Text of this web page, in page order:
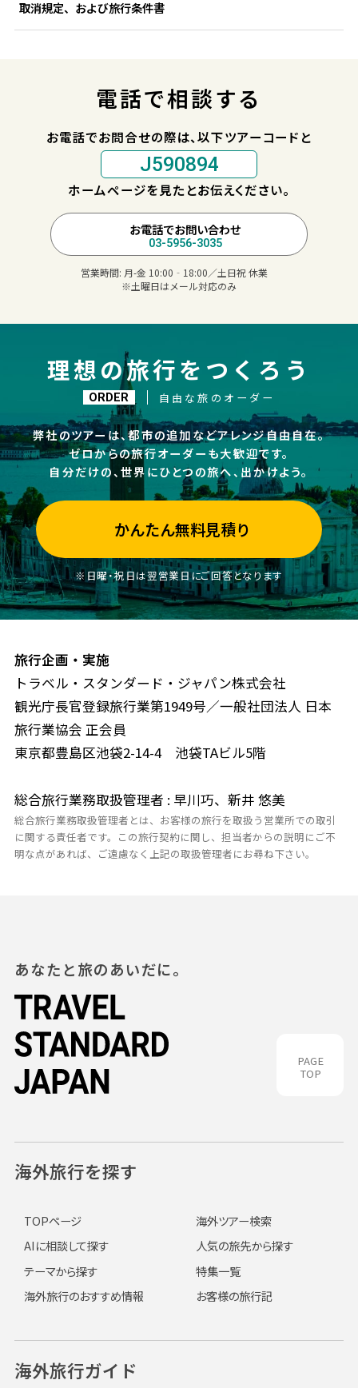
取消規定、および旅行条件書
電話で相談する
お電話でお問合せの際は、以下ツアーコードと
J590894
ホームページを見たとお伝えください。
お電話でお問い合わせ
03-5956-3035
営業時間: 月-金 10:00‐18:00／土日祝 休業
※土曜日はメール対応のみ
理想の旅行をつくろう
ORDER 自由な旅のオーダー
弊社のツアーは、都市の追加などアレンジ自由自在。
ゼロからの旅行オーダーも大歓迎です。
自分だけの、世界にひとつの旅へ、出かけよう。
かんたん無料見積り
※日曜・祝日は翌営業日にご回答となります
旅行企画・実施
トラベル・スタンダード・ジャパン株式会社
観光庁長官登録旅行業第1949号／一般社団法人 日本
旅行業協会 正会員
東京都豊島区池袋2-14-4 池袋TAビル5階
総合旅行業務取扱管理者 : 早川巧、新井 悠美
総合旅行業務取扱管理者とは、お客様の旅行を取扱う営業所での取引
に関する責任者です。この旅行契約に関し、担当者からの説明にご不
明な点があれば、ご遠慮なく上記の取扱管理者にお尋ね下さい。
PAGE
TOP
あなたと旅のあいだに。
海外旅行を探す
TOPページ
海外ツアー検索
AIに相談して探す
人気の旅先から探す
テーマから探す
特集一覧
海外旅行のおすすめ情報
お客様の旅行記
海外旅行ガイド